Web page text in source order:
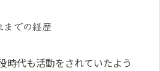
での経歴
時代も活動をされていたよう